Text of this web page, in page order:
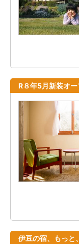
R８年5月新装オ
伊豆の宿、もっと